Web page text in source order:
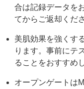
合は記録データを
てからご返却くだ
美肌効果を強くす
ります。事前にテ
ることをおすすめ
オープンゲートは